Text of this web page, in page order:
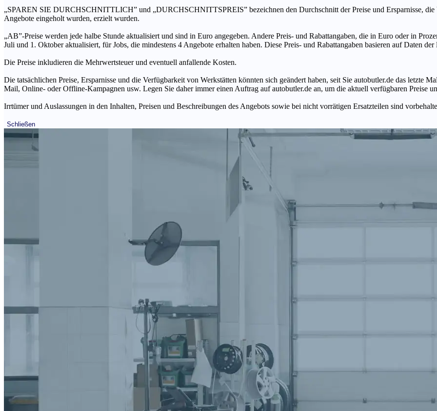
„SPAREN SIE DURCHSCHNITTLICH” und „DURCHSCHNITTSPREIS” bezeichnen den Durchschnitt der Preise und Ersparnisse,
Angebote eingeholt wurden, erzielt wurden.
„AB”-Preise werden jede halbe Stunde aktualisiert und sind in Euro angegeben. Andere Preis- und Rabattangaben, die in Euro oder in
Juli und 1. Oktober aktualisiert, für Jobs, die mindestens 4 Angebote erhalten haben. Diese Preis- und Rabattangaben basieren auf Daten
Die Preise inkludieren die Mehrwertsteuer und eventuell anfallende Kosten.
Die tatsächlichen Preise, Ersparnisse und die Verfügbarkeit von Werkstätten könnten sich geändert haben, seit Sie autobutler.de das letzte
Mail, Online- oder Offline-Kampagnen usw. Legen Sie daher immer einen Auftrag auf autobutler.de an, um die aktuell verfügbaren Preise
Irrtümer und Auslassungen in den Inhalten, Preisen und Beschreibungen des Angebots sowie bei nicht vorrätigen Ersatzteilen sind
Schließen